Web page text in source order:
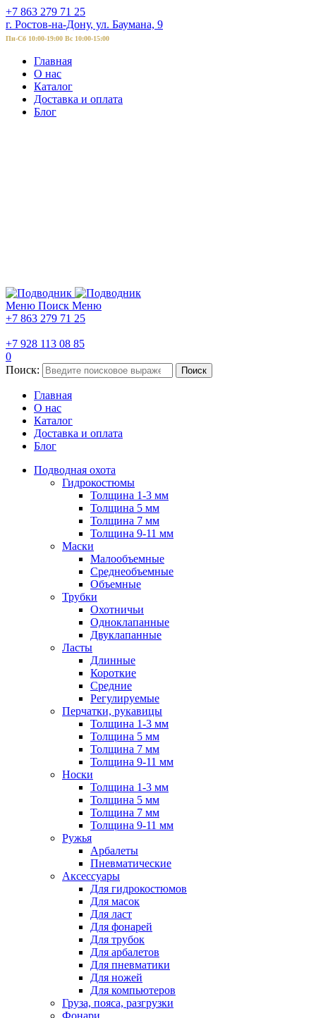
+7 863 279 71 25
г. Ростов-на-Дону, ул. Баумана, 9
Пн-Сб 10:00-19:00 Вс 10:00-15:00
Главная
О нас
Каталог
Доставка и оплата
Блог
Меню Поиск Меню
+7 863 279 71 25
+7 928 113 08 85
0
Поиск:
Поиск
Главная
О нас
Каталог
Доставка и оплата
Блог
Подводная охота
Гидрокостюмы
Толщина 1-3 мм
Толщина 5 мм
Толщина 7 мм
Толщина 9-11 мм
Маски
Малообъемные
Среднеобъемные
Объемные
Трубки
Охотничьи
Одноклапанные
Двуклапанные
Ласты
Длинные
Короткие
Средние
Регулируемые
Перчатки, рукавицы
Толщина 1-3 мм
Толщина 5 мм
Толщина 7 мм
Толщина 9-11 мм
Носки
Толщина 1-3 мм
Толщина 5 мм
Толщина 7 мм
Толщина 9-11 мм
Ружья
Арбалеты
Пневматические
Аксессуары
Для гидрокостюмов
Для масок
Для ласт
Для фонарей
Для трубок
Для арбалетов
Для пневматики
Для ножей
Для компьютеров
Груза, пояса, разгрузки
Фонари